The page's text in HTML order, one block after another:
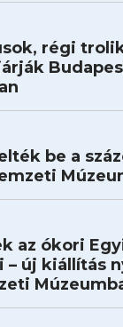
régi
be a
az ókori
– új kiállítás